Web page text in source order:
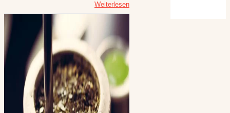
Weiterlesen